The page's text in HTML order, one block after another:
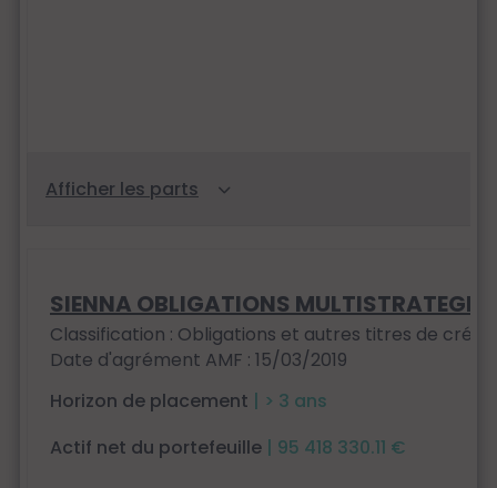
SIENNA OBLIGATIONS
Classification : Obligations et autres titres de
Date d'agrément AMF : 15/03/2019
Horizon de placement | > 3 ans
Actif net du portefeuille | 95 418 330.11 €